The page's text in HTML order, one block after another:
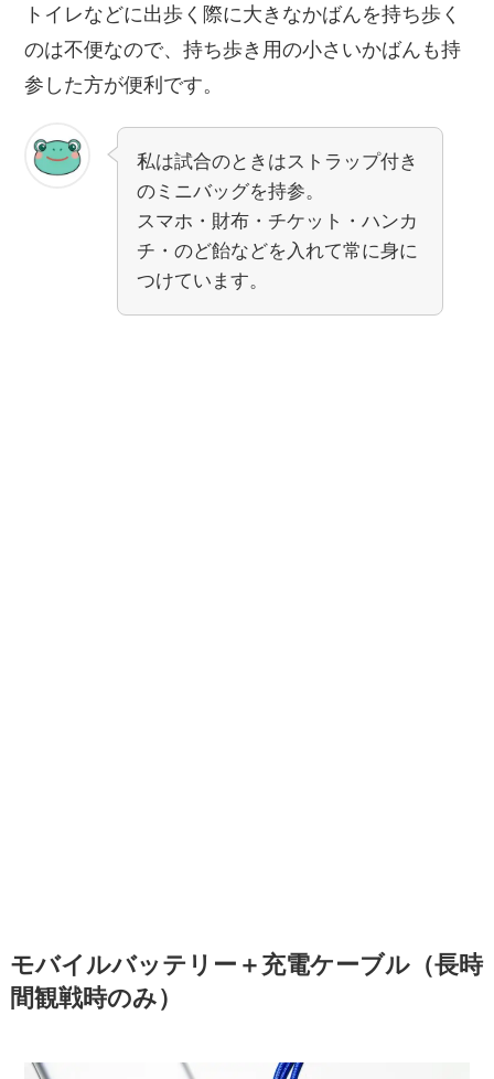
トイレなどに出歩く際に大きなかばんを持ち歩く
のは不便なので、持ち歩き用の小さいかばんも持
参した方が便利です。
私は試合のときはストラップ付き
のミニバッグを持参。
スマホ・財布・チケット・ハンカ
チ・のど飴などを入れて常に身に
つけています。
モバイルバッテリー＋充電ケーブル（長時
間観戦時のみ）